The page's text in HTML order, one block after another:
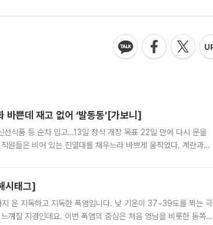
쁜데 재고 없어 ‘발동동’[가보니]
선식품 등 순차 입고…13일 정식 개장 목표 22일 만에 다시 문을
원들은 비어 있는 진열대를 채우느라 바쁘게 움직였다. 계란과
시태그]
지 온 지독하고 지독한 폭염입니다. 낮 기온이 37~39도를 찍는 극
껴질 지경인데요. 이번 폭염의 중심은 처음 영남을 비롯한 동쪽